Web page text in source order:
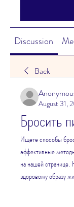
Discussion
Back
August 31,
Бросить
Ищете способы
эффективные
на нашей странице.
здоровому образу